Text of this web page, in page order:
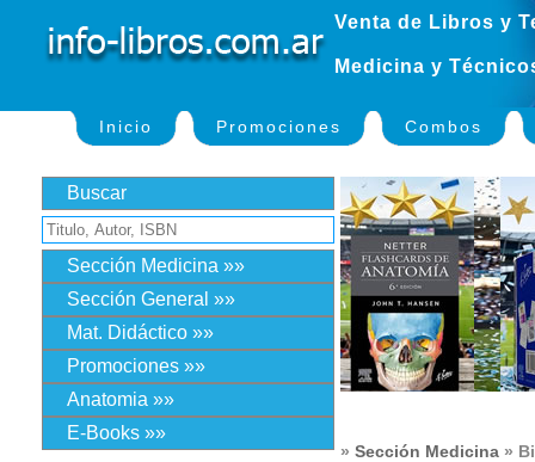
Venta de Libros y
Medicina y
Inicio Promociones Combos
Buscar
Sección Medicina »»
Sección General »»
Mat. Didáctico »»
Promociones »»
Anatomia »»
E-Books »»
» Sección Medicina »